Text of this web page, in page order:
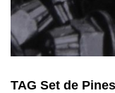
TAG Set de